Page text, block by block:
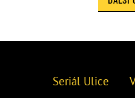
Seriál Ulice